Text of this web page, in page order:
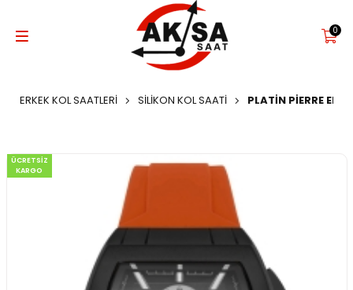
0
ERKEK KOL SAATLERI SILIKON KOL SAATI PLATİN PİERRE
ÜCRETSIZ
KARGO